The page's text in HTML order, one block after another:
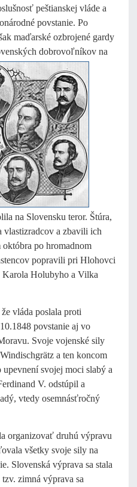
peštianskej vláde a
povstanie. Po
maďarské ozbrojené gardy
dobrovoľníkov na
na Slovensku teror. Štúra,
vlastizradcov a zbavili ich
po hromadnom
popravili pri Hlohovci
Karola Holubyho a Vilka
vláda poslala proti
povstanie aj vo
Svoje vojenské sily
a ten koncom
svojej moci slabý a
V. odstúpil a
vtedy osemnásťročný
organizovať druhú výpravu
všetky svoje sily na
Slovenská výprava sa stala
zimná výprava sa